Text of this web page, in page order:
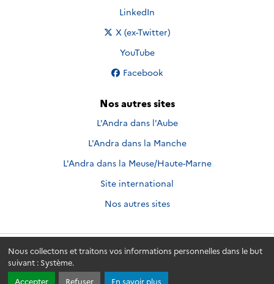
Nous collectons et traitons vos informations personnelles dans le but
suivant : Système.
Accepter
Refuser En savoir plus
Nous suivre sur
LinkedIn
Nous suivre sur
X (ex-Twitter)
Nous suivre sur
YouTube
Nous suivre sur
Facebook
Nos autres sites
L'Andra dans l'Aube
L'Andra dans la Manche
L'Andra dans la Meuse/Haute-Marne
Site international
Nos autres sites
Andra.fr © 2026 - Andra. Tous droits réservés.